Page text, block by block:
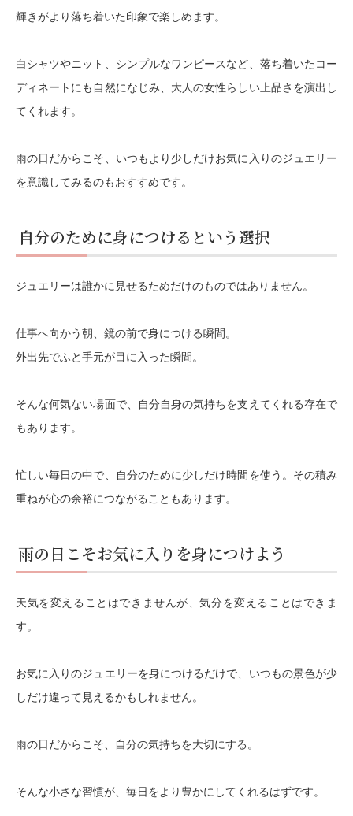
輝きがより落ち着いた印象で楽しめます。
白シャツやニット、シンプルなワンピースなど、落ち着いたコー
ディネートにも自然になじみ、大人の女性らしい上品さを演出し
てくれます。
雨の日だからこそ、いつもより少しだけお気に入りのジュエリー
を意識してみるのもおすすめです。
自分のために身につけるという選択
ジュエリーは誰かに見せるためだけのものではありません。
仕事へ向かう朝、鏡の前で身につける瞬間。
外出先でふと手元が目に入った瞬間。
そんな何気ない場面で、自分自身の気持ちを支えてくれる存在で
もあります。
忙しい毎日の中で、自分のために少しだけ時間を使う。その積み
重ねが心の余裕につながることもあります。
雨の日こそお気に入りを身につけよう
天気を変えることはできませんが、気分を変えることはできま
す。
お気に入りのジュエリーを身につけるだけで、いつもの景色が少
しだけ違って見えるかもしれません。
雨の日だからこそ、自分の気持ちを大切にする。
そんな小さな習慣が、毎日をより豊かにしてくれるはずです。